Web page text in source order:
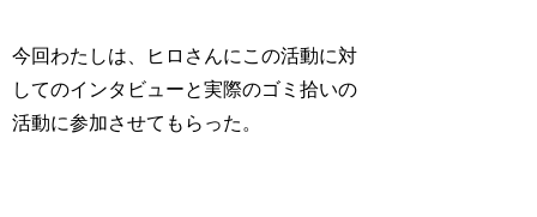
今回わたしは、ヒロさんにこの活動に対
してのインタビューと実際のゴミ拾いの
活動に参加させてもらった。